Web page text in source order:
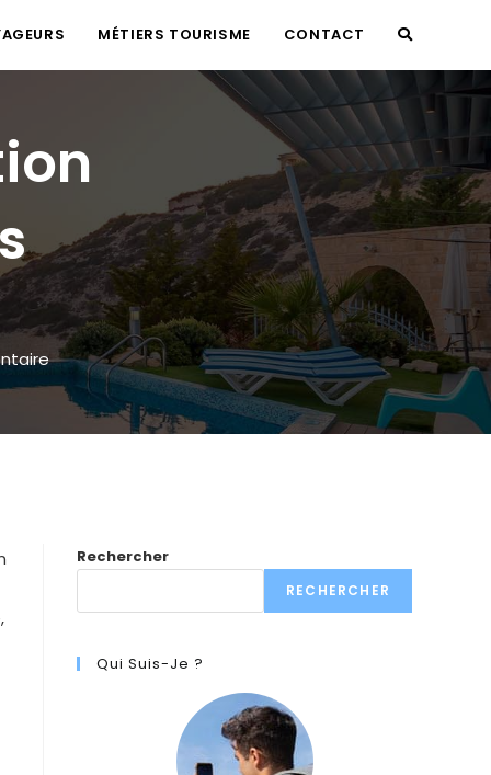
MÉTIERS TOURISME CONTACT TOGGLE
WEBSITE
SEARCH
Rechercher
RECHERCHER
Qui Suis-Je ?